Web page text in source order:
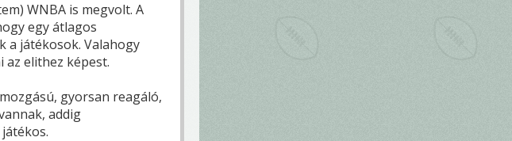
WNBA is megvolt. A
egy átlagos
a játékosok. Valahogy
elithez képest.
gyorsan reagáló,
addig